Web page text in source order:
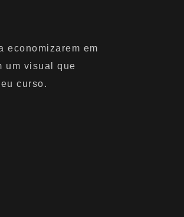
economizarem em
um visual que
curso.